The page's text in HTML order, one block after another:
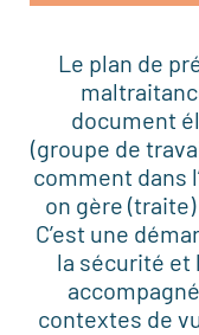
Le plan de
document
(groupe de
comment dans
on gère
C’est une
la sécurité et
contextes de